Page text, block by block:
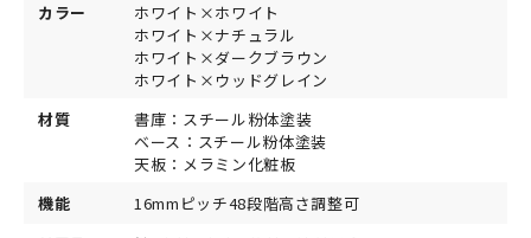
カラー
ホワイト×ホワイト
ホワイト×ナチュラル
ホワイト×ダークブラウン
ホワイト×ウッドグレイン
材質
書庫：スチール粉体塗装
ベース：スチール粉体塗装
天板：メラミン化粧板
機能
16mmピッチ48段階高さ調整可